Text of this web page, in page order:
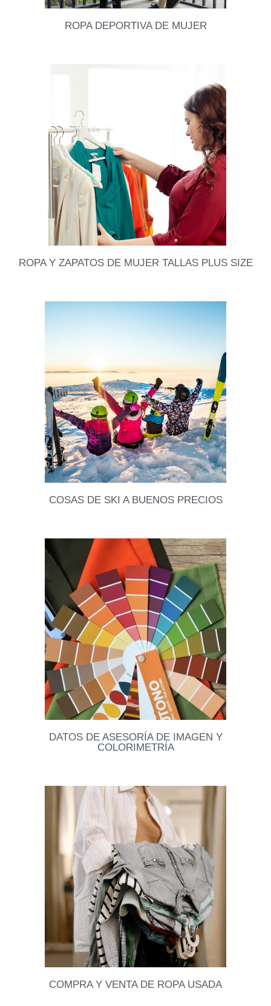
No sienten que la ropa deportiva está cada vez más
linda y que, además, se transforma en un tremendo
impulso para moverse y hacer
Leer datos
ROPA DEPORTIVA DE MUJER
tallas más grandes, por eso hoy les compartimos
algunos buenos datos de dónde
Leer datos
ROPA Y ZAPATOS DE MUJER TALLAS PLUS SIZE
Al fin llegó la temporada de nieve, así que si les
gusta subir a la montaña, acá les traemos algunos
buenos datos para comprar
Leer datos
COSAS DE SKI A BUENOS PRECIOS
Los colores correctos pueden realzar tu look, dar luz
y destacar lo mejor de ti . Gracias a una asesoría en
colorimetría descubrirás qué
Leer datos
DATOS DE ASESORÍA DE IMAGEN Y
COLORIMETRÍA
COMPRA Y VENTA DE ROPA USADA